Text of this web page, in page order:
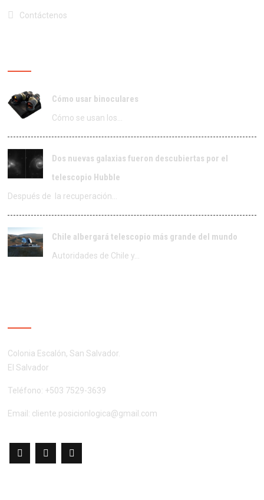
Contáctenos
Cómo usar binoculares
Cómo se usan los…
Dos nuevas galaxias fueron descubiertas por el
telescopio Hubble
Después de la recuperación…
Chile albergará telescopio más grande del mundo
Autoridades de Chile y…
Colonia Escalón, San Salvador.
El Salvador
Teléfono: +503 7529-3639
Email: cliente.posicionlogica@gmail.com